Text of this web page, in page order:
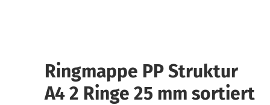
Ringmappe PP Struktur
A4 2 Ringe 25 mm sortiert